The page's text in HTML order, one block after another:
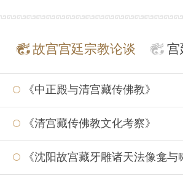
故宫宫廷宗教论谈 宫
《中正殿与清宫藏传佛教》
《清宫藏传佛教文化考察》
《沈阳故宫藏牙雕诸天法像龛与